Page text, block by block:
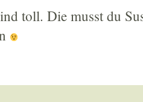
toll. Die musst du